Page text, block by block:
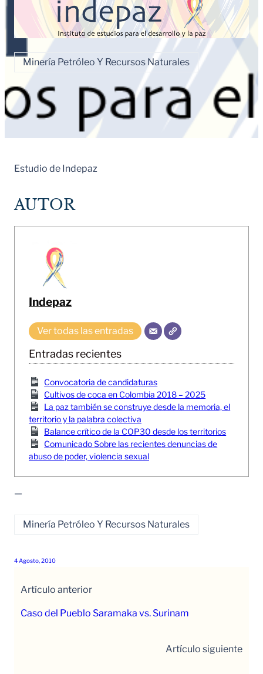
Minería Petróleo Y Recursos Naturales
Estudio de Indepaz
AUTOR
Indepaz
Ver todas las entradas
Entradas recientes
Convocatoria de candidaturas
Cultivos de coca en Colombia 2018 – 2025
La paz también se construye desde la memoria, el
territorio y la palabra colectiva
Balance crítico de la COP30 desde los territorios
Comunicado Sobre las recientes denuncias de
abuso de poder, violencia sexual
—
Minería Petróleo Y Recursos Naturales
4 Agosto, 2010
Artículo anterior
Caso del Pueblo Saramaka vs. Surinam
Artículo siguiente